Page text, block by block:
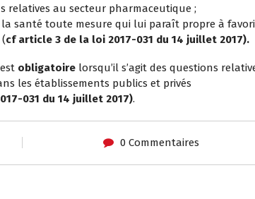
relatives au secteur pharmaceutique ;
santé toute mesure qui lui paraît propre à
(cf article 3 de la loi 2017-031 du 14 juillet 2017).
obligatoire lorsqu’il s’agit des questions
les établissements publics et privés
031 du 14 juillet 2017).
0 Commentaires